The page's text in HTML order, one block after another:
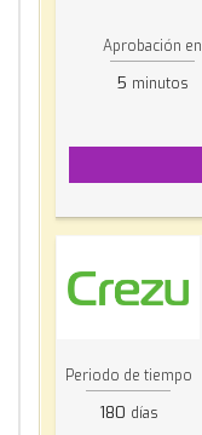
Aprobación en
5 minutos
Periodo de tiempo
180 días